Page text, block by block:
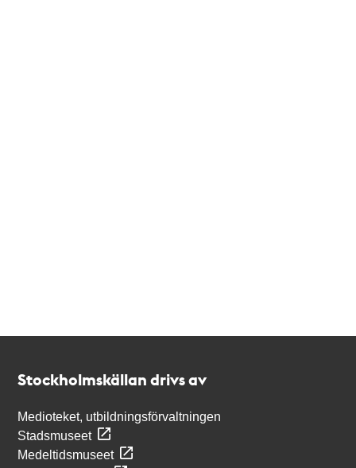
Stockholmskällan drivs av
Medioteket, utbildningsförvaltningen
Stadsmuseet
Medeltidsmuseet